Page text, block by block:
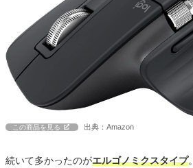
この商品を見る 出典：Amazon
続いて多かったのがエルゴノミクスタイプ